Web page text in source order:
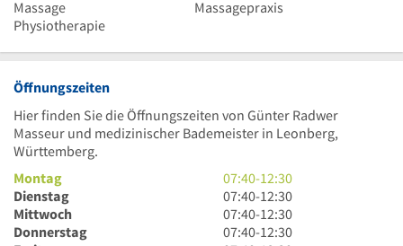
Massage
Massagepraxis
Physiotherapie
Öffnungszeiten
Hier finden Sie die Öffnungszeiten von Günter Radwer
Masseur und medizinischer Bademeister in Leonberg,
Württemberg.
Montag
7
Uhr
40
bis
07:40-12:30
Dienstag
7
Uhr
40
07:40-12:30
Mittwoch
7
Uhr
07:40-12:30
Donnerstag
7
07:40-12:30